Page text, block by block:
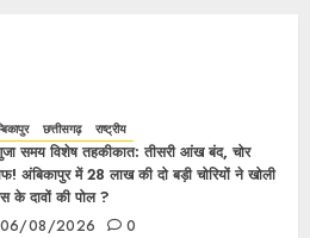
छत्तीसगढ़ राष्ट्रीय
समय विशेष तहकीकात: तीसरी आंख बंद, चोर
अंबिकापुर में 28 लाख की दो बड़ी चोरियों ने खोली
के दावों की पोल ?
06/08/2026
0